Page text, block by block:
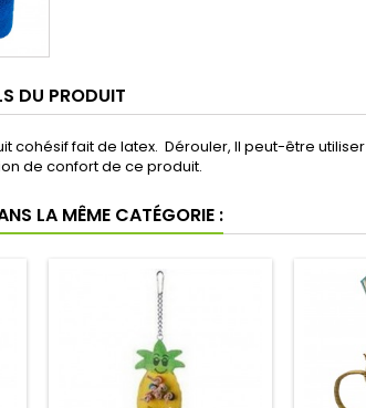
J’étais une dépendante aux
aux sens bon, plug in… désespoir
déc 14, 2021
DU PRODUIT
cohésif fait de latex. Dérouler, Il peut-être
de confort de ce produit.
LA MÊME CATÉGORIE :